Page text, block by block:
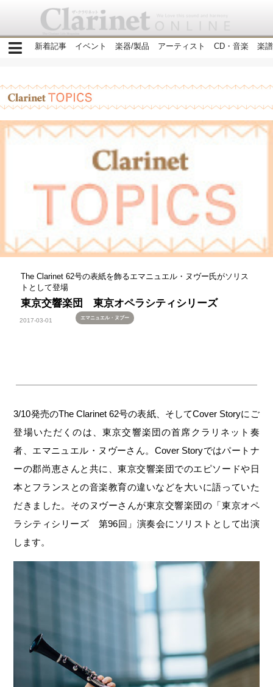
新着記事 イベント 楽器/製品 アーティスト CD・音楽 楽
The Clarinet 62号の表紙を飾るエマニュエル・ヌヴー氏がソリス
トとして登場
東京交響楽団 東京オペラシティシリーズ
2017-03-01 エマニュエル・ヌブー
3/10発売のThe Clarinet 62号の表紙、そしてCover Storyにご
登場いただくのは、東京交響楽団の首席クラリネット奏
者、エマニュエル・ヌヴーさん。Cover Storyではパートナ
ーの郡尚恵さんと共に、東京交響楽団でのエピソードや日
本とフランスとの音楽教育の違いなどを大いに語っていた
だきました。そのヌヴーさんが東京交響楽団の「東京オペ
ラシティシリーズ 第96回」演奏会にソリストとして出演
します。